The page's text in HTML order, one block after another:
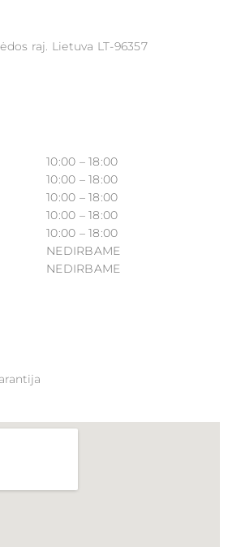
raj. Lietuva LT-96357
10:00 – 18:00
10:00 – 18:00
10:00 – 18:00
10:00 – 18:00
10:00 – 18:00
NEDIRBAME
NEDIRBAME